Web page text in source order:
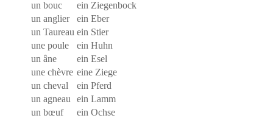
un bouc
ein Ziegenbock
un anglier
ein Eber
un Taureau ein Stier
une poule
ein Huhn
un âne
ein Esel
une chèvre eine Ziege
un cheval
ein Pferd
un agneau
ein Lamm
un bœuf
ein Ochse